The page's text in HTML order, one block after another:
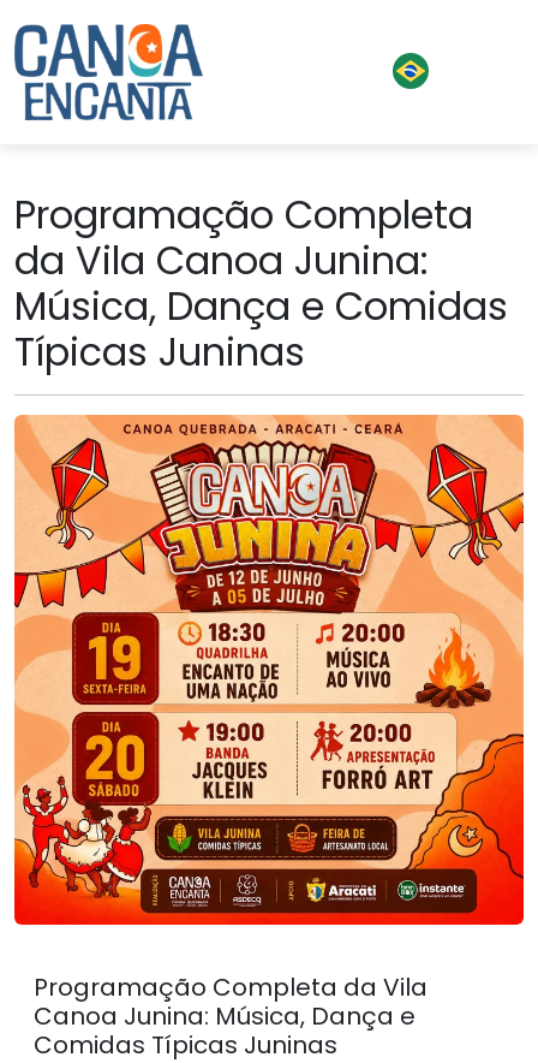
Programação Completa
da Vila Canoa Junina:
Música, Dança e Comidas
Típicas Juninas
Programação Completa da Vila
Canoa Junina: Música, Dança e
Comidas Típicas Juninas